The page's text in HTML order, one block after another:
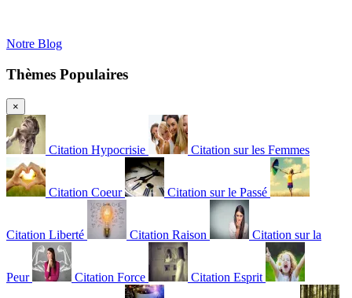
Notre Blog
Thèmes Populaires
×
Citation Hypocrisie Citation sur les Femmes
Citation Coeur Citation sur le Passé
Citation Liberté Citation Raison Citation sur la
Peur Citation Force Citation Esprit